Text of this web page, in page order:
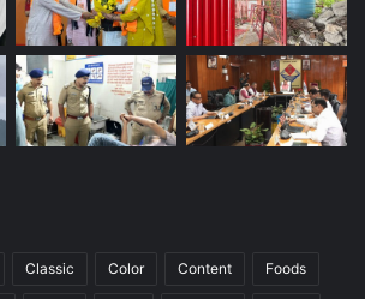
Classic Color Content Foods